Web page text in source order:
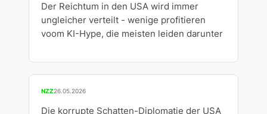
Der Reichtum in den USA wird immer
ungleicher verteilt - wenige profitieren
voom KI-Hype, die meisten leiden darunter
NZZ26.05.2026
Die korrupte Schatten-Diplomatie der USA